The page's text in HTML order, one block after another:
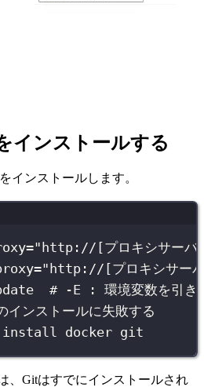
インストールする
インストールします。
=" http://[プロキシサーバ
=" http://[プロキシサー
# -E : 環境変数を引き
ンストールに失敗する
install docker git
、Gitはすでにインストールされ